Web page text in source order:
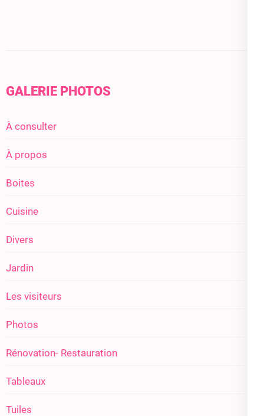
GALERIE PHOTOS
À consulter
À propos
Boites
Cuisine
Divers
Jardin
Les visiteurs
Photos
Rénovation- Restauration
Tableaux
Tuiles